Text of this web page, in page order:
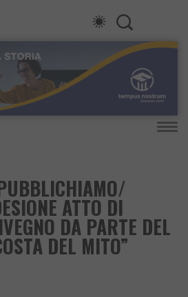
ATTO DI
DA PARTE DEL
DEL MITO”